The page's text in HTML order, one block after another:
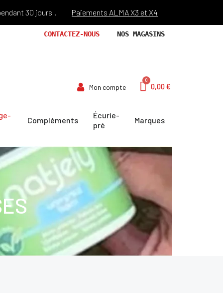
30 jours ! Paiements ALMA X3 et X4 Port offert dès 69€
CONTACTEZ-NOUS NOS MAGASINS
Mon compte 0,00 €
Compléments
Écurie-
pré
Marques